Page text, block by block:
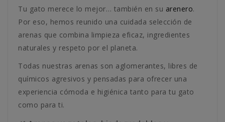
Tu gato merece lo mejor… también en su arenero.
Por eso, hemos reunido una cuidada selección de
arenas que combina limpieza eficaz, ingredientes
naturales y respeto por el planeta.
Todas nuestras arenas son aglomerantes, libres de
químicos agresivos y pensadas para ofrecer una
experiencia cómoda e higiénica tanto para tu gato
como para ti.